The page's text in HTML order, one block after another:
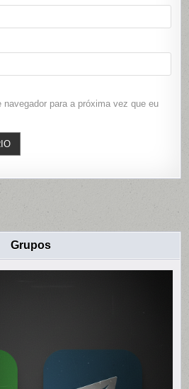
para a próxima vez que eu
Grupos